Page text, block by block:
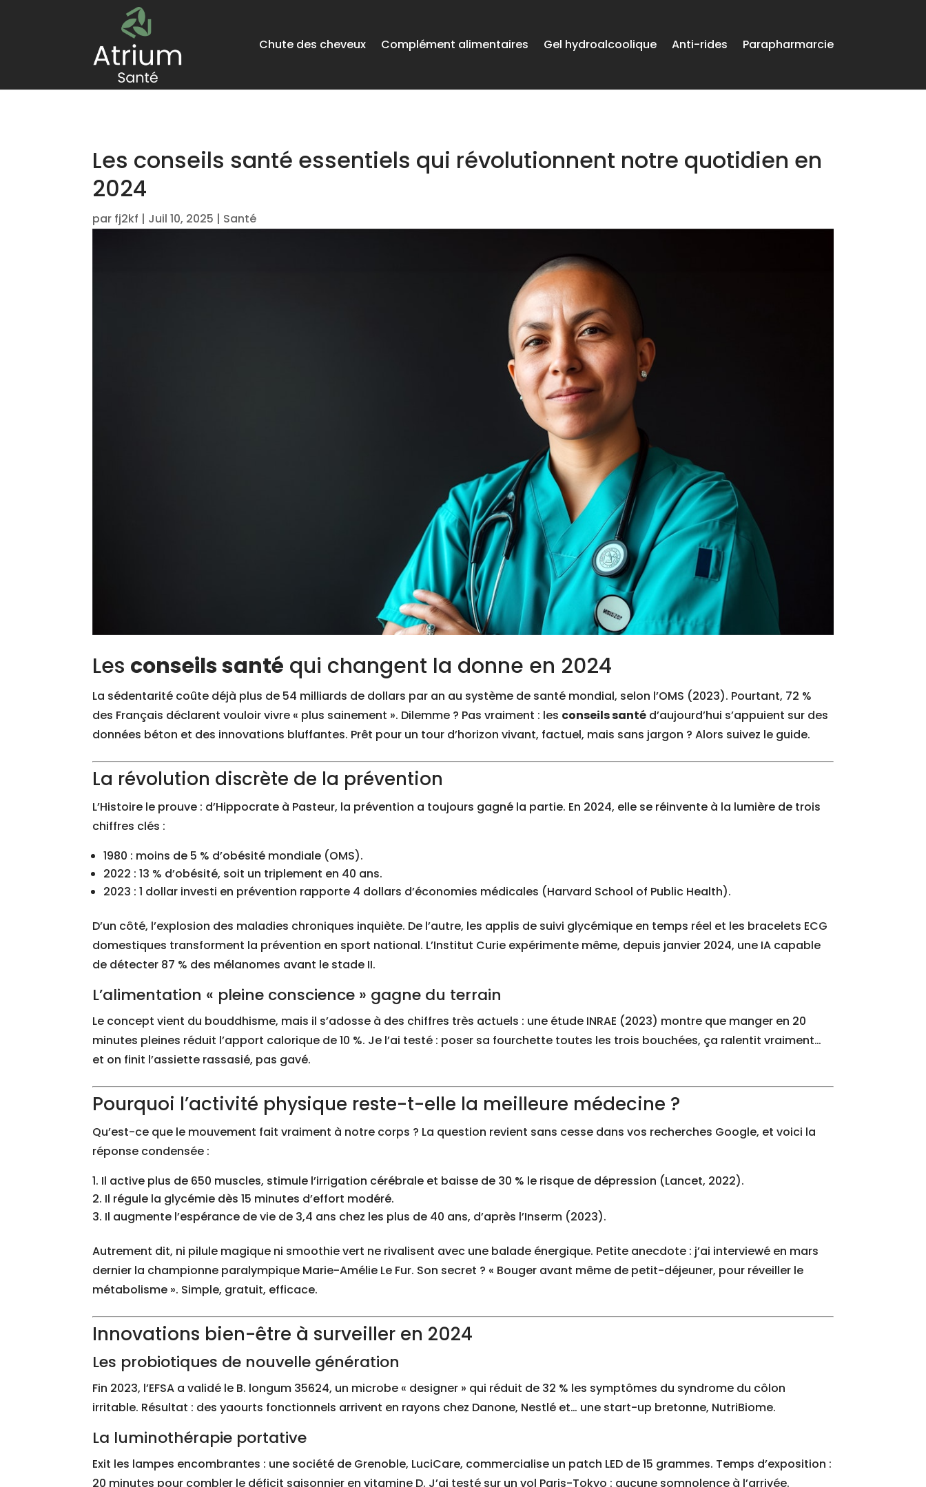
Chute des cheveux Complément alimentaires Gel hydroalcoolique Anti-rides Parapharmarcie
Les conseils santé essentiels qui révolutionnent notre quotidien en
2024
par fj2kf | Juil 10, 2025 | Santé
Les conseils santé qui changent la donne en 2024
La sédentarité coûte déjà plus de 54 milliards de dollars par an au système de santé mondial, selon l’OMS (2023). Pourtant, 72 %
des Français déclarent vouloir vivre « plus sainement ». Dilemme ? Pas vraiment : les conseils santé d’aujourd’hui s’appuient sur des
données béton et des innovations bluffantes. Prêt pour un tour d’horizon vivant, factuel, mais sans jargon ? Alors suivez le guide.
La révolution discrète de la prévention
L’Histoire le prouve : d’Hippocrate à Pasteur, la prévention a toujours gagné la partie. En 2024, elle se réinvente à la lumière de trois
chiffres clés :
1980 : moins de 5 % d’obésité mondiale (OMS).
2022 : 13 % d’obésité, soit un triplement en 40 ans.
2023 : 1 dollar investi en prévention rapporte 4 dollars d’économies médicales (Harvard School of Public Health).
D’un côté, l’explosion des maladies chroniques inquiète. De l’autre, les applis de suivi glycémique en temps réel et les bracelets ECG
domestiques transforment la prévention en sport national. L’Institut Curie expérimente même, depuis janvier 2024, une IA capable
de détecter 87 % des mélanomes avant le stade II.
L’alimentation « pleine conscience » gagne du terrain
Le concept vient du bouddhisme, mais il s’adosse à des chiffres très actuels : une étude INRAE (2023) montre que manger en 20
minutes pleines réduit l’apport calorique de 10 %. Je l’ai testé : poser sa fourchette toutes les trois bouchées, ça ralentit vraiment…
et on finit l’assiette rassasié, pas gavé.
Pourquoi l’activité physique reste-t-elle la meilleure médecine ?
Qu’est-ce que le mouvement fait vraiment à notre corps ? La question revient sans cesse dans vos recherches Google, et voici la
réponse condensée :
Il active plus de 650 muscles, stimule l’irrigation cérébrale et baisse de 30 % le risque de dépression (Lancet, 2022).
Il régule la glycémie dès 15 minutes d’effort modéré.
Il augmente l’espérance de vie de 3,4 ans chez les plus de 40 ans, d’après l’Inserm (2023).
Autrement dit, ni pilule magique ni smoothie vert ne rivalisent avec une balade énergique. Petite anecdote : j’ai interviewé en mars
dernier la championne paralympique Marie-Amélie Le Fur. Son secret ? « Bouger avant même de petit-déjeuner, pour réveiller le
métabolisme ». Simple, gratuit, efficace.
Innovations bien-être à surveiller en 2024
Les probiotiques de nouvelle génération
Fin 2023, l’EFSA a validé le B. longum 35624, un microbe « designer » qui réduit de 32 % les symptômes du syndrome du côlon
irritable. Résultat : des yaourts fonctionnels arrivent en rayons chez Danone, Nestlé et… une start-up bretonne, NutriBiome.
La luminothérapie portative
Exit les lampes encombrantes : une société de Grenoble, LuciCare, commercialise un patch LED de 15 grammes. Temps d’exposition :
20 minutes pour combler le déficit saisonnier en vitamine D. J’ai testé sur un vol Paris-Tokyo : aucune somnolence à l’arrivée.